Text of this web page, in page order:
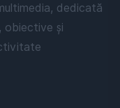
dedicată
obiective și